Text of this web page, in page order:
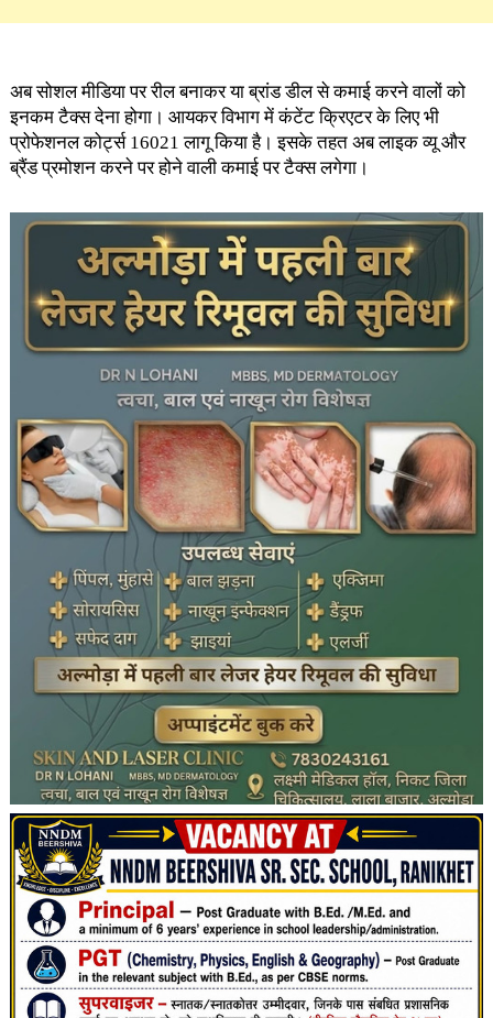
अब सोशल मीडिया पर रील बनाकर या ब्रांड डील से कमाई करने वालों को
इनकम टैक्स देना होगा। आयकर विभाग में कंटेंट क्रिएटर के लिए भी
प्रोफेशनल कोर्ट्स 16021 लागू किया है। इसके तहत अब लाइक व्यू और
ब्रैंड प्रमोशन करने पर होने वाली कमाई पर टैक्स लगेगा।